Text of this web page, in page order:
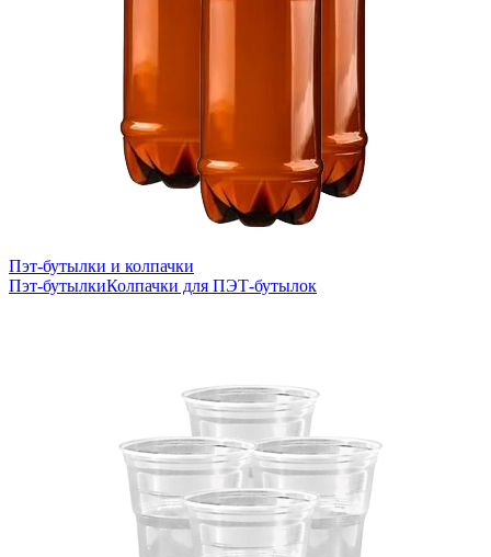
Пэт-бутылки и колпачки
Пэт-бутылкиКолпачки для ПЭТ-бутылок